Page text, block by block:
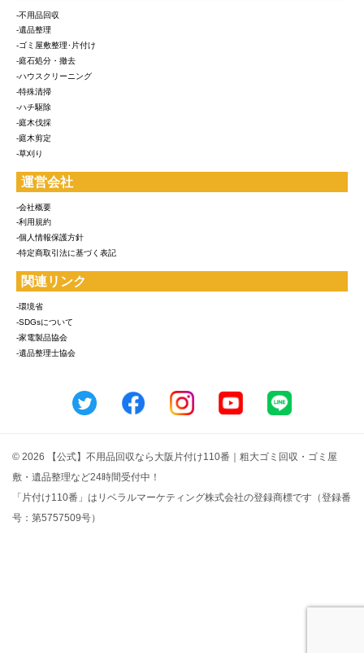
-不用品回収
-遺品整理
-ゴミ屋敷整理･片付け
-庭石処分・撤去
-ハウスクリーニング
-特殊清掃
-ハチ駆除
-庭木伐採
-庭木剪定
-草刈り
運営会社
-会社概要
-利用規約
-個人情報保護方針
-特定商取引法に基づく表記
関連リンク
-環境省
-SDGsについて
-家電製品協会
-遺品整理士協会
© 2026 【公式】不用品回収なら大阪片付け110番｜粗大ゴミ回収・ゴミ屋
敷・遺品整理など24時間受付中！
「片付け110番」はリベラルマーケティング株式会社の登録商標です（登録番
号：第5757509号）